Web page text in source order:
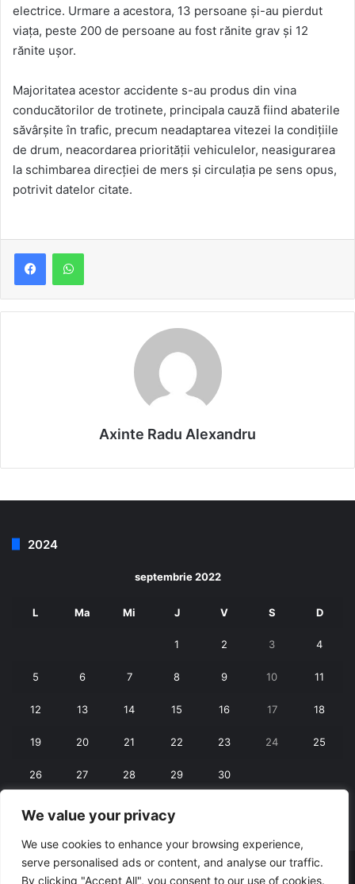
We value your privacy
We use cookies to enhance your browsing experience,
serve personalised ads or content, and analyse our traffic.
By clicking "Accept All", you consent to our use of cookies.
electrice. Urmare a acestora, 13 persoane și-au pierdut
viața, peste 200 de persoane au fost rănite grav și 12
rănite ușor.
Majoritatea acestor accidente s-au produs din vina
conducătorilor de trotinete, principala cauză fiind abaterile
săvârșite în trafic, precum neadaptarea vitezei la condițiile
de drum, neacordarea priorității vehiculelor, neasigurarea
la schimbarea direcției de mers și circulația pe sens opus,
potrivit datelor citate.
Axinte Radu Alexandru
2024
septembrie 2022
L Ma Mi J V S D
1 2 3 4
5 6 7 8 9 10 11
12 13 14 15 16 17 18
19 20 21 22 23 24 25
26 27 28 29 30
« aug. oct. »
© Copyright 2026, All Rights Reserved | RexNet